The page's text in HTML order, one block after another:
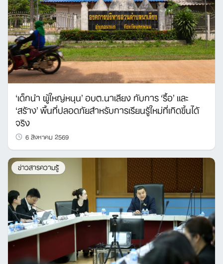
‘เด็กนำ ผู้ใหญ่หนุน’ อบต.นาเลียง กับการ ‘รื้อ’ และ
‘สร้าง’ พื้นที่ปลอดภัยสำหรับการเรียนรู้ใหม่ที่เกิดขึ้นได้
จริง
6 สิงหาคม 2569
ข่าวสารความรู้